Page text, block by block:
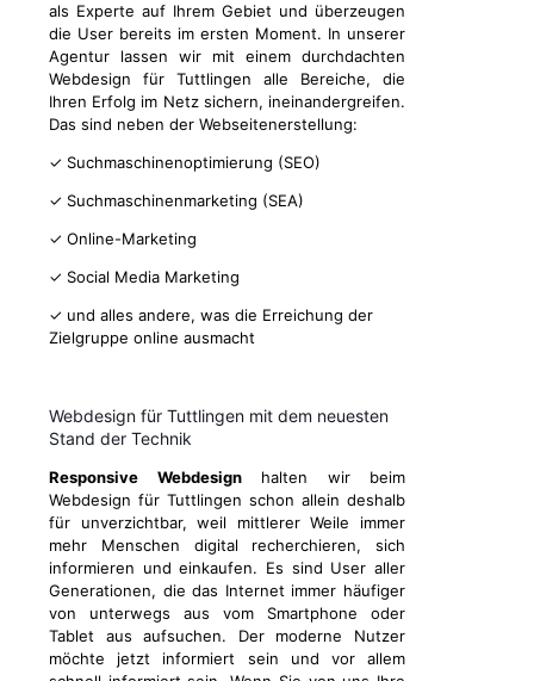
als Experte auf Ihrem Gebiet und überzeugen
die User bereits im ersten Moment. In unserer
Agentur lassen wir mit einem durchdachten
Webdesign für Tuttlingen alle Bereiche, die
Ihren Erfolg im Netz sichern, ineinandergreifen.
Das sind neben der Webseitenerstellung:
✓ Suchmaschinenoptimierung (SEO)
✓ Suchmaschinenmarketing (SEA)
✓ Online-Marketing
✓ Social Media Marketing
✓ und alles andere, was die Erreichung der
Zielgruppe online ausmacht
Webdesign für Tuttlingen mit dem neuesten
Stand der Technik
Responsive Webdesignhalten wir beim
Webdesign für Tuttlingen schon allein deshalb
für unverzichtbar, weil mittlerer Weile immer
mehr Menschen digital recherchieren, sich
informieren und einkaufen. Es sind User aller
Generationen, die das Internet immer häufiger
von unterwegs aus vom Smartphone oder
Tablet aus aufsuchen. Der moderne Nutzer
möchte jetzt informiert sein und vor allem